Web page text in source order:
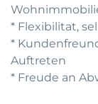
* Flexibilitat,
*
Auftreten
* Freude an